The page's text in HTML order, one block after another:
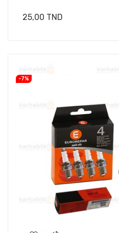
Prix
25,00 TND
-7%